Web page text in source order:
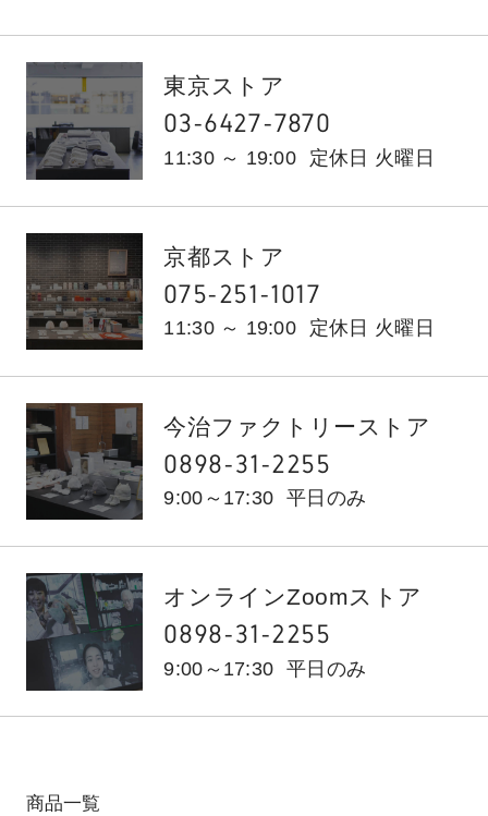
東京ストア
03-6427-7870
11:30 ～ 19:00 定休日 火曜日
京都ストア
075-251-1017
11:30 ～ 19:00 定休日 火曜日
今治ファクトリーストア
0898-31-2255
9:00～17:30 平日のみ
オンラインZoomストア
0898-31-2255
9:00～17:30 平日のみ
商品一覧